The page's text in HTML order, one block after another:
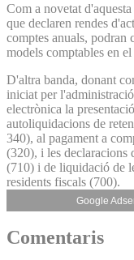
Com a novetat
que declaren rendes
comptes anuals,
models comptables en
D'altra banda, donant
iniciat per
electrònica la
autoliquidacions de
340), al pagament a
(320), i les declaracions
(710) i de liquidació de
residents fiscals (700).
Google
Comentaris